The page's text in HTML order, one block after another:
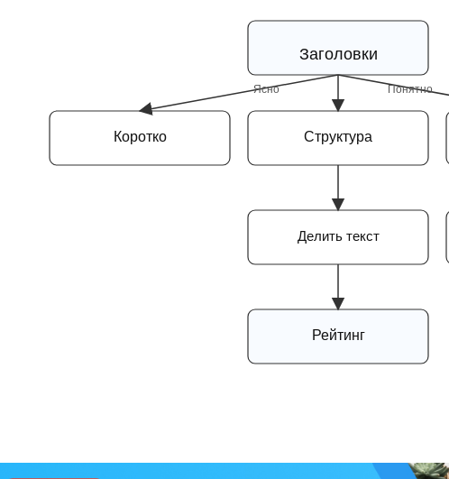
Заголовки
Коротко Структура
Делить текст
Рейтинг
Ясно Понятно